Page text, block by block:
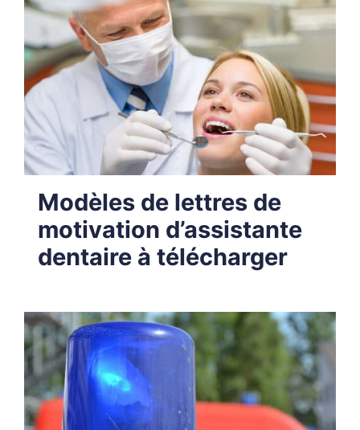
Modèles de lettres de
motivation d’assistante
dentaire à télécharger